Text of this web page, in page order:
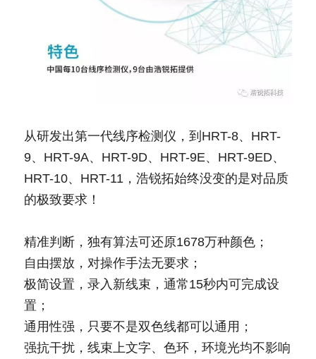
从研发出第一代线序检测仪，到HRT-8、HRT-
9、HRT-9A、HRT-9D、HRT-9E、HRT-9ED、
HRT-10、HRT-11，浩锐拓始终没变的是对品质
的极致要求！
精准判断，独有算法可还原1678万种颜色；
自由摆放，对操作手法无要求；
极简设置，录入新线束，通常15秒内可完成设
置；
通用性强，只要不是双色线都可以通用；
强抗干扰，线束上文字、色环，环境光均不影响